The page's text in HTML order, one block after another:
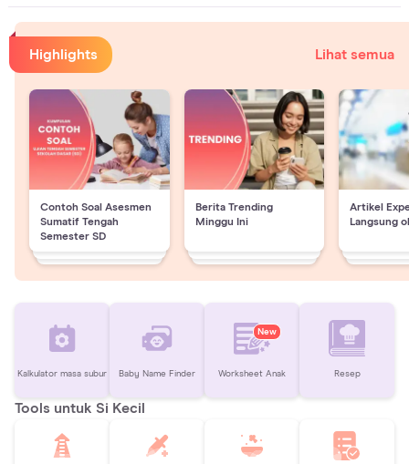
Highlights Lihat semua
Contoh Soal Asesmen
Sumatif Tengah
Semester SD
Berita Trending
Minggu Ini
Artikel
Langsung
Kalkulator masa subur Baby Name Finder
New
Worksheet Anak Resep
Tools untuk Si Kecil